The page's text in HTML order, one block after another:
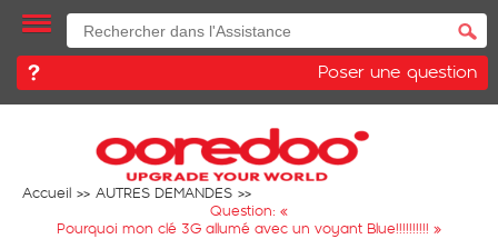
Poser une question
Accueil
AUTRES DEMANDES
Question: «
Pourquoi mon clé 3G allumé avec un voyant Blue!!!!!!!!!! »